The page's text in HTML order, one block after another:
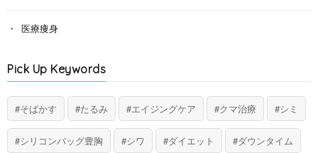
医療痩身
Pick Up Keywords
そばかす たるみ エイジングケア クマ治療 シミ
シリコンバッグ豊胸 シワ ダイエット ダウンタイム